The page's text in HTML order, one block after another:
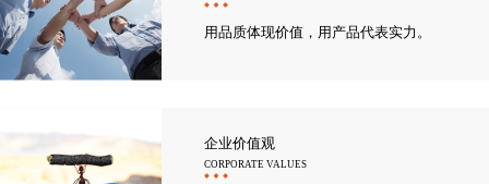
用品质体现价值，用产品代表实力。
企业价值观
CORPORATE VALUES